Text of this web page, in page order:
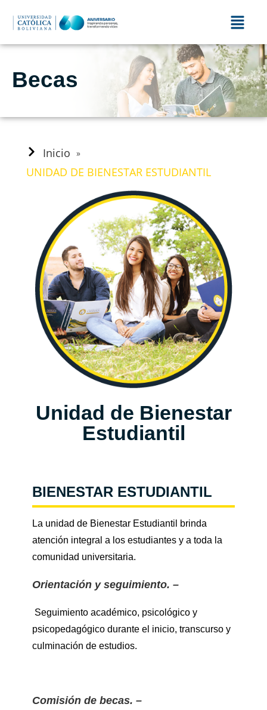
Becas
Inicio »
UNIDAD DE BIENESTAR ESTUDIANTIL
Unidad de Bienestar
Estudiantil
BIENESTAR ESTUDIANTIL
La unidad de Bienestar Estudiantil brinda
atención integral a los estudiantes y a toda la
comunidad universitaria.
Orientación y seguimiento. –
Seguimiento académico, psicológico y
psicopedagógico durante el inicio, transcurso y
culminación de estudios.
Comisión de becas. –